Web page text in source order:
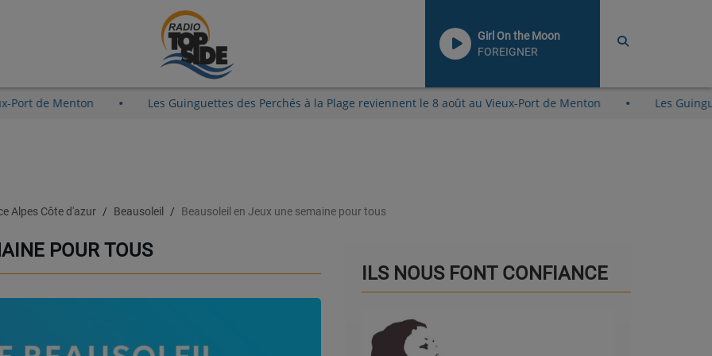
Girl On the Moon
FOREIGNER
au Vieux-Port de Menton Les Guinguettes des Perchés à la Plage reviennent le 8 août au Vieux-Port de Menton
Alpes Côte d'azur Beausoleil Beausoleil en Jeux une semaine pour tous
POUR TOUS
ILS NOUS FONT CONFIANCE